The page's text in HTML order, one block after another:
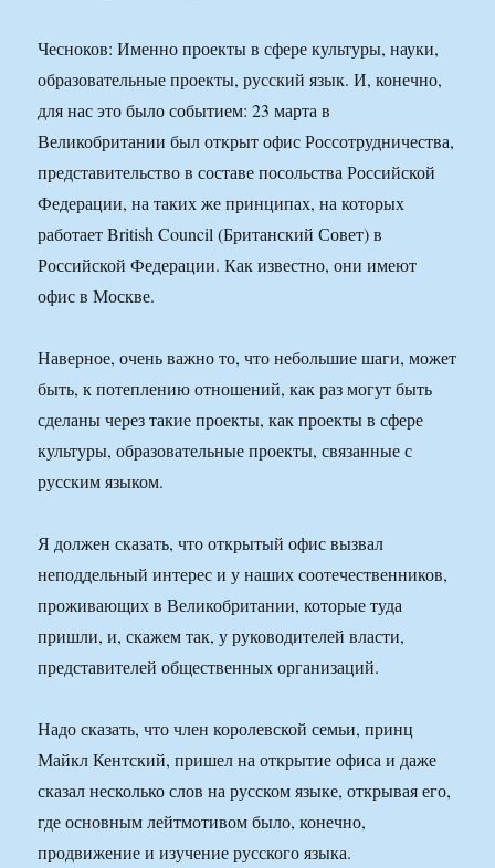
Чесноков: Именно проекты в сфере культуры, науки,
образовательные проекты, русский язык. И, конечно,
для нас это было событием: 23 марта в
Великобритании был открыт офис Россотрудничества,
представительство в составе посольства Российской
Федерации, на таких же принципах, на которых
работает British Council (Британский Совет) в
Российской Федерации. Как известно, они имеют
офис в Москве.
Наверное, очень важно то, что небольшие шаги, может
быть, к потеплению отношений, как раз могут быть
сделаны через такие проекты, как проекты в сфере
культуры, образовательные проекты, связанные с
русским языком.
Я должен сказать, что открытый офис вызвал
неподдельный интерес и у наших соотечественников,
проживающих в Великобритании, которые туда
пришли, и, скажем так, у руководителей власти,
представителей общественных организаций.
Надо сказать, что член королевской семьи, принц
Майкл Кентский, пришел на открытие офиса и даже
сказал несколько слов на русском языке, открывая его,
где основным лейтмотивом было, конечно,
продвижение и изучение русского языка.